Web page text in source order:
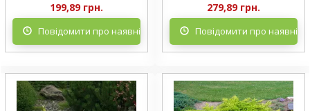
199,89 грн.
Повідомити про наявність
279,89 грн.
Повідомити про